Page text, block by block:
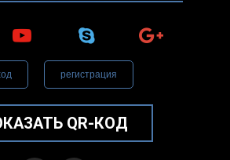
регистрация
QR-КОД